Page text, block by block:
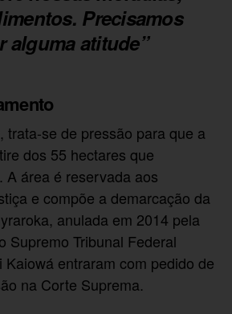
Precisamos
alguma atitude”
trata-se de pressão para que a
dos 55 hectares que
A área é reservada aos
e compõe a demarcação da
anulada em 2014 pela
Supremo Tribunal Federal
Kaiowá entraram com pedido de
na Corte Suprema.